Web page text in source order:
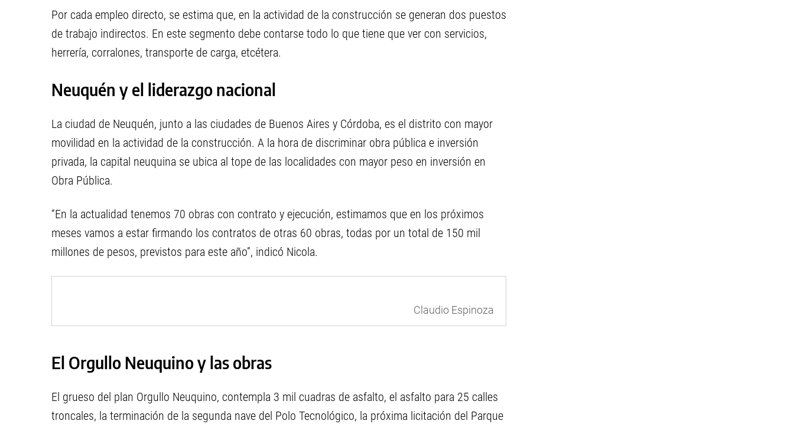
Por cada empleo directo, se estima que, en la actividad de la construcción se generan dos puestos
de trabajo indirectos. En este segmento debe contarse todo lo que tiene que ver con servicios,
herrería, corralones, transporte de carga, etcétera.
Neuquén y el liderazgo nacional
La ciudad de Neuquén, junto a las ciudades de Buenos Aires y Córdoba, es el distrito con mayor
movilidad en la actividad de la construcción. A la hora de discriminar obra pública e inversión
privada, la capital neuquina se ubica al tope de las localidades con mayor peso en inversión en
Obra Pública.
“En la actualidad tenemos 70 obras con contrato y ejecución, estimamos que en los próximos
meses vamos a estar firmando los contratos de otras 60 obras, todas por un total de 150 mil
millones de pesos, previstos para este año”, indicó Nicola.
Claudio Espinoza
El Orgullo Neuquino y las obras
El grueso del plan Orgullo Neuquino, contempla 3 mil cuadras de asfalto, el asfalto para 25 calles
troncales, la terminación de la segunda nave del Polo Tecnológico, la próxima licitación del Parque